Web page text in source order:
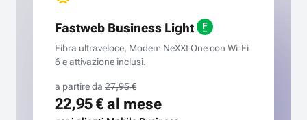
Fastweb Business Light
Fibra ultraveloce, Modem NeXXt One con Wi‑Fi
6 e attivazione inclusi.
a partire da 27,95 €
22,95 €al mese